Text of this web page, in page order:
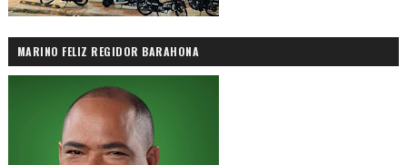
MARINO FELIZ REGIDOR BARAHONA